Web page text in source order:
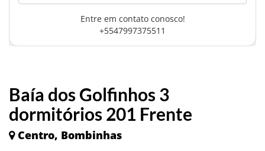
Baía dos Golfinhos 3
dormitórios 201 Frente
Centro, Bombinhas
Entre em contato conosco!
+5547997375511